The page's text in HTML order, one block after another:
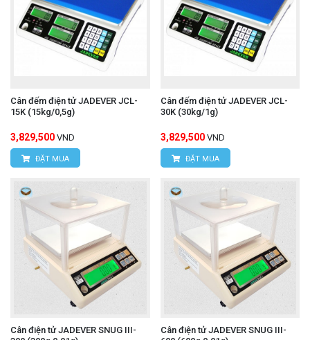
Cân đếm điện tử JADEVER JCL-
15K (15kg/0,5g)
3,829,500 VND
ĐẶT MUA
Cân đếm điện tử JADEVER JCL-
30K (30kg/1g)
3,829,500 VND
ĐẶT MUA
Cân điện tử JADEVER SNUG III-
Cân điện tử JADEVER SNUG III-